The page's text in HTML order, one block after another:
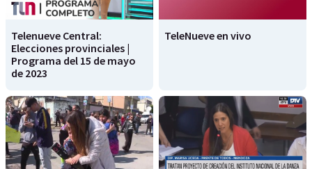
Telenueve Central:
Elecciones provinciales |
Programa del 15 de mayo
de 2023
TeleNueve en vivo